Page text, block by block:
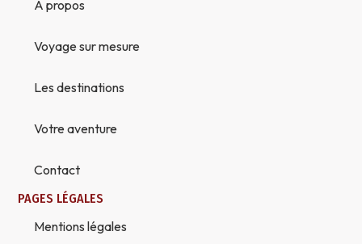
À propos
Voyage sur mesure
Les destinations
Votre aventure
Contact
PAGES LÉGALES
Mentions légales